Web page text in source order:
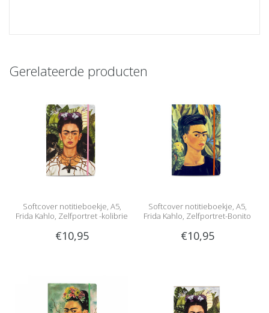
Gerelateerde producten
Softcover notitieboekje, A5,
Frida Kahlo, Zelfportret -kolibrie
€10,95
Softcover notitieboekje, A5,
Frida Kahlo, Zelfportret-Bonito
€10,95